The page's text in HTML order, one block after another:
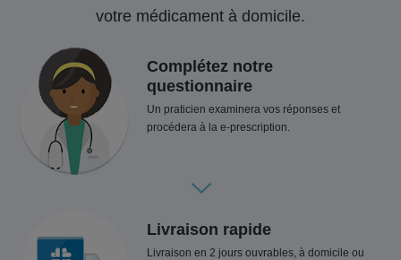
votre médicament à domicile.
Complétez notre
questionnaire
Un praticien examinera vos réponses et
procédera à la e-prescription.
Livraison rapide
Livraison en 2 jours ouvrables, à domicile ou